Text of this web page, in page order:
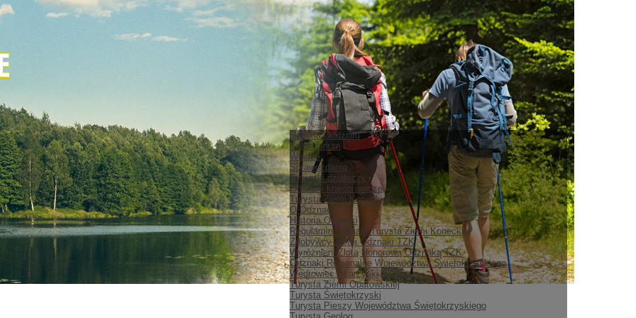
Historia Oddziału
Kalendarium
Władze
Sprawozdania
Sylwetki działaczy
Odznaki krajoznawcze
Turysta Ziemi Koneckiej
O Odznace
Historia Odznaki
Regulamin odznaki Turysta Ziemi Koneckiej
Zdobywcy Złotej Odznaki TZK
Wyróżnieni Złotą Honorową Odznaką TZK
Odznaki Regionalne Województwa Świętokrzyskiego
Wędrowiec Skarżyski
Turysta Ziemi Opatowskiej
Turysta Świętokrzyski
Turysta Pieszy Województwa Świętokrzyskiego